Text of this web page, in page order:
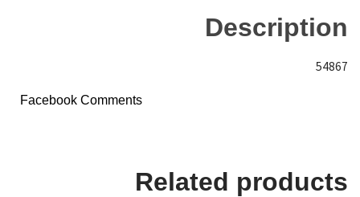
Description
54867
Facebook Comments
Related products